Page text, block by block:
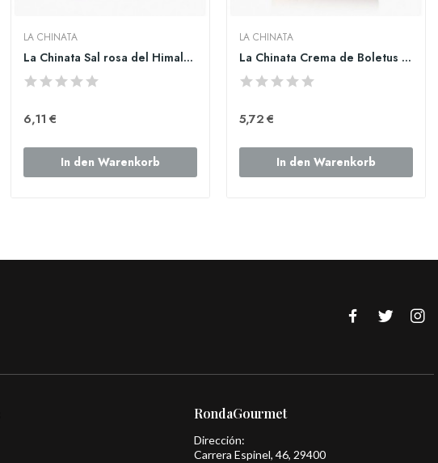
LA CHINATA
La Chinata Sal rosa del Himalaya
6,11 €
In den Warenkorb
LA CHINATA
La Chinata Crema de Boletus y Trufa
5,72 €
In den Warenkorb
RondaGourmet
Dirección:
Carrera Espinel, 46, 29400